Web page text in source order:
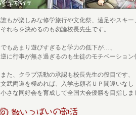
誰もが楽しみな修学旅行や文化祭、遠足やスキー、
それらを決めるのも勿論校長先生です。
でもあまり遊びすぎると学力の低下が…、
逆に行事が無さ過ぎるのも生徒のモチベーション
また、クラブ活動の承認も校長先生の役目です、
文武両道を極めれば、入学志願者ＵＰ間違いなし
小さな同好会を育成して全国大会優勝を目指しま